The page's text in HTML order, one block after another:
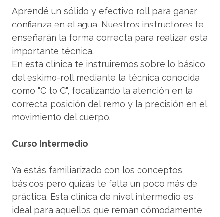
Aprendé un sólido y efectivo roll para ganar
confianza en el agua. Nuestros instructores te
enseñarán la forma correcta para realizar esta
importante técnica.
En esta clínica te instruiremos sobre lo básico
del eskimo-roll mediante la técnica conocida
como "C to C", focalizando la atención en la
correcta posición del remo y la precisión en el
movimiento del cuerpo.
Curso Intermedio
Ya estás familiarizado con los conceptos
básicos pero quizás te falta un poco más de
práctica. Esta clínica de nivel intermedio es
ideal para aquellos que reman cómodamente